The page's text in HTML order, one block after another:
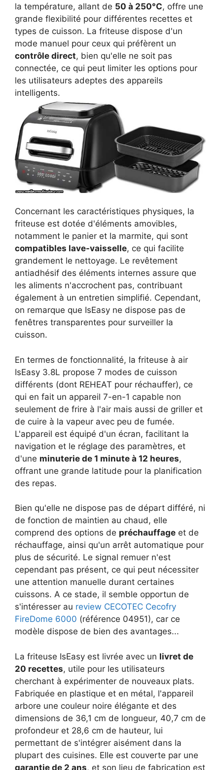
la température, allant de 50 à 250°C, offre une
grande flexibilité pour différentes recettes et
types de cuisson. La friteuse dispose d'un
mode manuel pour ceux qui préfèrent un
contrôle direct, bien qu'elle ne soit pas
connectée, ce qui peut limiter les options pour
les utilisateurs adeptes des appareils
intelligents.
Concernant les caractéristiques physiques, la
friteuse est dotée d'éléments amovibles,
notamment le panier et la marmite, qui sont
compatibles lave-vaisselle, ce qui facilite
grandement le nettoyage. Le revêtement
antiadhésif des éléments internes assure que
les aliments n'accrochent pas, contribuant
également à un entretien simplifié. Cependant,
on remarque que IsEasy ne dispose pas de
fenêtres transparentes pour surveiller la
cuisson.
En termes de fonctionnalité, la friteuse à air
IsEasy 3.8L propose 7 modes de cuisson
différents (dont REHEAT pour réchauffer), ce
qui en fait un appareil 7-en-1 capable non
seulement de frire à l'air mais aussi de griller et
de cuire à la vapeur avec peu de fumée.
L'appareil est équipé d'un écran, facilitant la
navigation et le réglage des paramètres, et
d'une minuterie de 1 minute à 12 heures,
offrant une grande latitude pour la planification
des repas.
Bien qu'elle ne dispose pas de départ différé, ni
de fonction de maintien au chaud, elle
comprend des options de préchauffage et de
réchauffage, ainsi qu'un arrêt automatique pour
plus de sécurité. Le signal remuer n'est
cependant pas présent, ce qui peut nécessiter
une attention manuelle durant certaines
cuissons. A ce stade, il semble opportun de
s'intéresser au review CECOTEC Cecofry
FireDome 6000 (référence 04951), car ce
modèle dispose de bien des avantages...
La friteuse IsEasy est livrée avec un livret de
20 recettes, utile pour les utilisateurs
cherchant à expérimenter de nouveaux plats.
Fabriquée en plastique et en métal, l'appareil
arbore une couleur noire élégante et des
dimensions de 36,1 cm de longueur, 40,7 cm de
profondeur et 28,6 cm de hauteur, lui
permettant de s'intégrer aisément dans la
plupart des cuisines. Elle est couverte par une
garantie de 2 ans, et son lieu de fabrication est